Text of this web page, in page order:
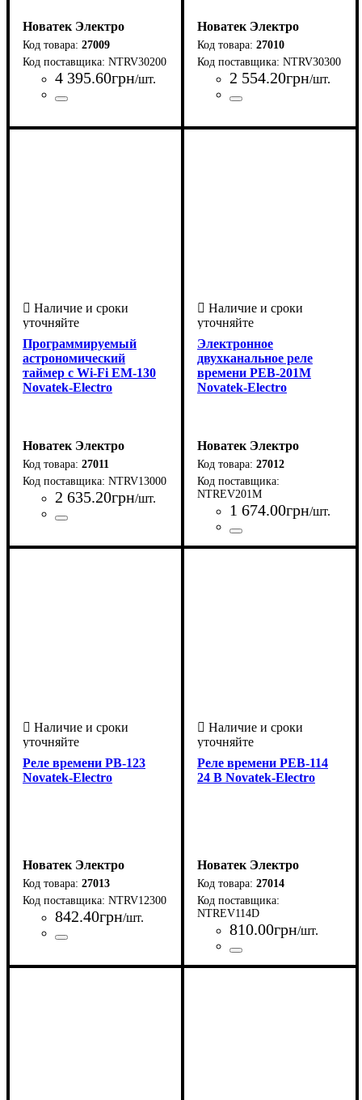
Новатек Электро
27009
NTRV30200
4 395.60грн/шт.
Новатек Электро
27010
NTRV30300
2 554.20грн/шт.
Программируемый
астрономический
таймер с Wi-Fi ЕМ-130
Novatek-Electro
Новатек Электро
27011
NTRV13000
2 635.20грн/шт.
Электронное
двухканальное реле
времени РЕВ-201М
Novatek-Electro
Новатек Электро
27012
NTREV201M
1 674.00грн/шт.
Реле времени РВ-123
Novatek-Electro
Новатек Электро
27013
NTRV12300
842.40грн/шт.
Реле времени РЕВ-114
24 В Novatek-Electro
Новатек Электро
27014
NTREV114D
810.00грн/шт.